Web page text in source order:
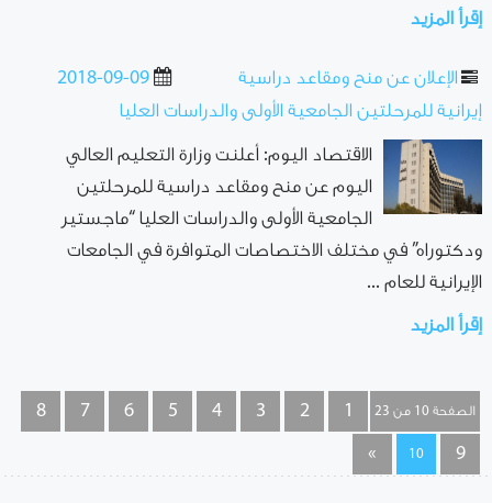
إقرأ المزيد
2018-09-09
الإعلان عن منح ومقاعد دراسية
إيرانية للمرحلتين الجامعية الأولى والدراسات العليا
الاقتصاد اليوم: أعلنت وزارة التعليم العالي
اليوم عن منح ومقاعد دراسية للمرحلتين
الجامعية الأولى والدراسات العليا “ماجستير
ودكتوراه” في مختلف الاختصاصات المتوافرة في الجامعات
الإيرانية للعام ...
إقرأ المزيد
الصفحة 10 من 23 1
2
3
4
5
6
7
8
9
10
»